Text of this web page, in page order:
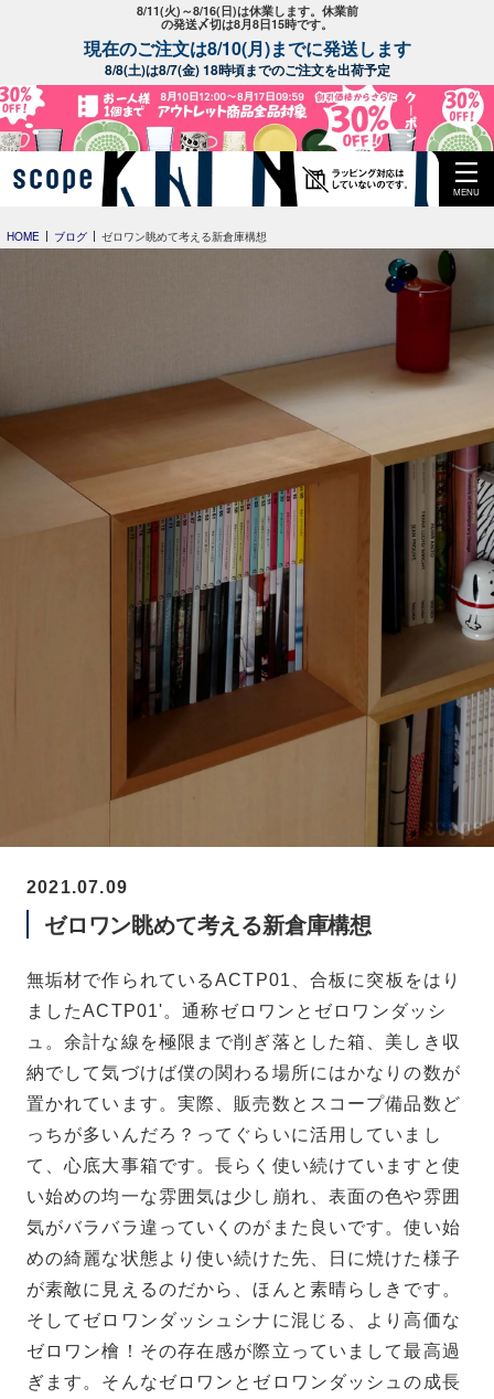
8/11(火)～8/16(日)は休業します。休業前
の発送〆切は8月8日15時です。
現在のご注文は8/10(月)までに発送します
8/8(土)は8/7(金) 18時頃までのご注文を出荷予定
MENU
HOME ブログ ゼロワン眺めて考える新倉庫構想
2021.07.09
ゼロワン眺めて考える新倉庫構想
無垢材で作られているACTP01、合板に突板をはり
ましたACTP01'。通称ゼロワンとゼロワンダッシ
ュ。余計な線を極限まで削ぎ落とした箱、美しき収
納でして気づけば僕の関わる場所にはかなりの数が
置かれています。実際、販売数とスコープ備品数ど
っちが多いんだろ？ってぐらいに活用していまし
て、心底大事箱です。長らく使い続けていますと使
い始めの均一な雰囲気は少し崩れ、表面の色や雰囲
気がバラバラ違っていくのがまた良いです。使い始
めの綺麗な状態より使い続けた先、日に焼けた様子
が素敵に見えるのだから、ほんと素晴らしきです。
そしてゼロワンダッシュシナに混じる、より高価な
ゼロワン檜！その存在感が際立っていまして最高過
ぎます。そんなゼロワンとゼロワンダッシュの成長